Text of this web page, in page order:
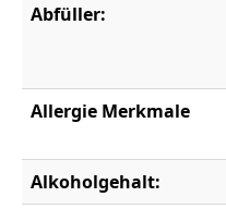
Abfüller:
Allergie Merkmale
Alkoholgehalt: